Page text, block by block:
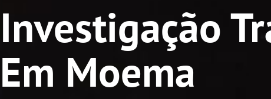
Investigação
Em Moema